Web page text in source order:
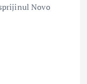
Novo